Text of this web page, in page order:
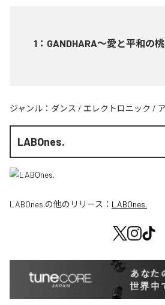
1 ： GANDHARA〜愛と平和の
ジャンル： ダンス / エレクトロニック /
LABOnes.
LABOnes.の他のリリース： LABOnes.